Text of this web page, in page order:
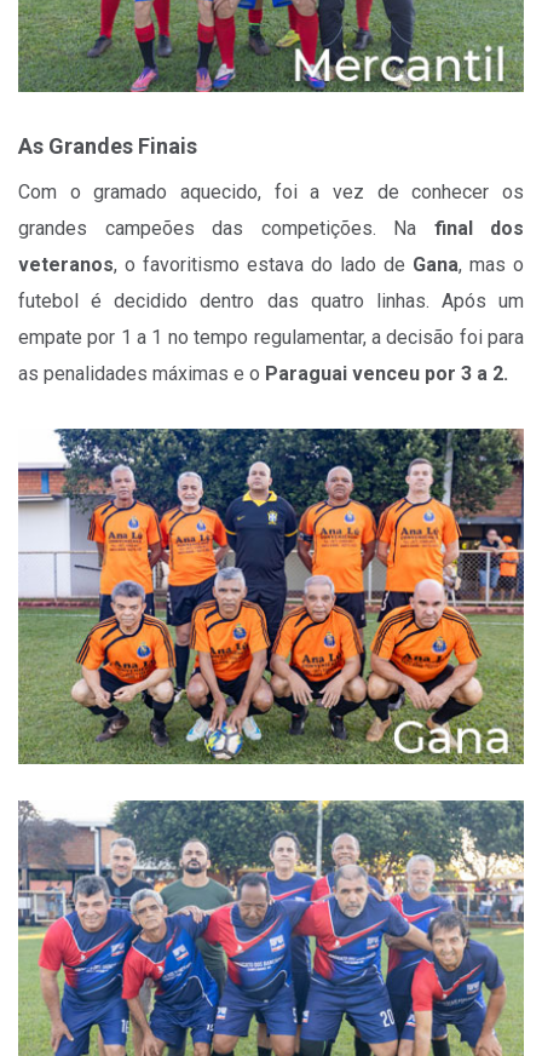
As Grandes Finais
Com o gramado aquecido, foi a vez de conhecer os
grandes campeões das competições. Na final dos
veteranos, o favoritismo estava do lado de Gana, mas o
futebol é decidido dentro das quatro linhas. Após um
empate por 1 a 1 no tempo regulamentar, a decisão foi para
as penalidades máximas e o Paraguai venceu por 3 a 2.